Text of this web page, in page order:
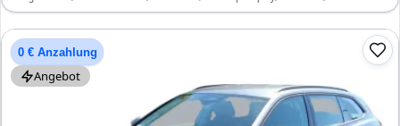
Freisprecheinrichtung, Verkehrszeichen-Erkennung, ESP, ABS, Klimatisierung, Front-,
0 € Anzahlung
Angebot